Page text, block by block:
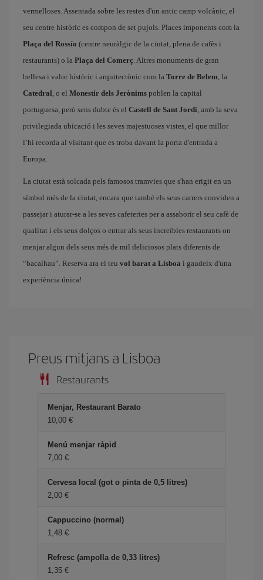
vermelloses. Assentada sobre les restes d'un antic camp volcànic, el
seu centre històric es compon de set pujols. Places imponents com la
Plaça del Rossío (centre neuràlgic de la ciutat, plena de cafès i
restaurants) o la Plaça del Comerç. Altres monuments de gran
bellesa i valor històric i arquitectònic com la Torre de Belem, la
Catedral, o el Monestir dels Jerònims poblen la capital
portuguesa, però sens dubte és el Castell de Sant Jordi, amb la seva
privilegiada ubicació i les seves majestuoses vistes, el que millor
l’hi recorda al visitant que es troba davant la porta d'entrada a
Europa.
La ciutat està solcada pels famosos tramvies que s'han erigit en un
símbol més de la ciutat, encara que també els seus carrers conviden a
passejar i aturar-se a les seves cafeteries per a assaborir el seu cafè de
qualitat i els seus dolços o entrar als seus increïbles restaurants on
menjar algun dels seus més de mil deliciosos plats diferents de
“bacalhau”. Reserva ara el teu vol barat a Lisboa i gaudeix d'una
experiència única!
Preus mitjans a Lisboa
Restaurants
Menjar, Restaurant Barato
10,00
Menú menjar ràpid
7,00
Cervesa local (got o pinta de 0,5 litres)
2,00
Cappuccino (normal)
1,48
Refresc (ampolla de 0,33 litres)
1,35